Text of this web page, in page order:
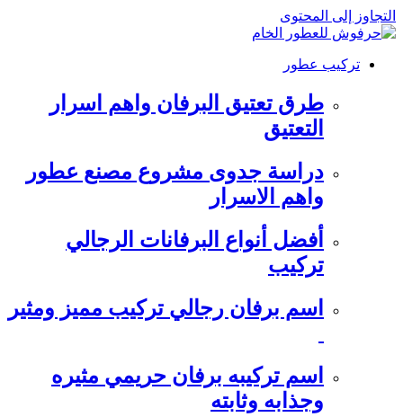
التجاوز إلى المحتوى
تركيب عطور
طرق تعتيق البرفان واهم اسرار
التعتيق
دراسة جدوى مشروع مصنع عطور
واهم الاسرار
أفضل أنواع البرفانات الرجالي
تركيب
اسم برفان رجالي تركيب مميز ومثير
اسم تركيبه برفان حريمي مثيره
وجذابه وثابته